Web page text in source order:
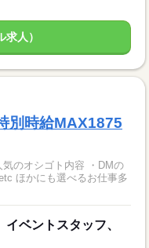
人）
別時給MAX1875
のオシゴト内容 ・DMの
ほかにも選べるお仕事多
ベントスタッフ、